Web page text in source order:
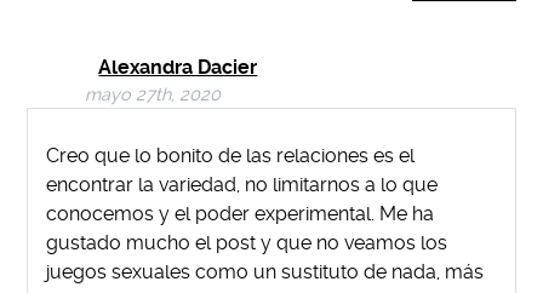
Alexandra Dacier
mayo 27th, 2020
Creo que lo bonito de las relaciones es el
encontrar la variedad, no limitarnos a lo que
conocemos y el poder experimental. Me ha
gustado mucho el post y que no veamos los
juegos sexuales como un sustituto de nada, más